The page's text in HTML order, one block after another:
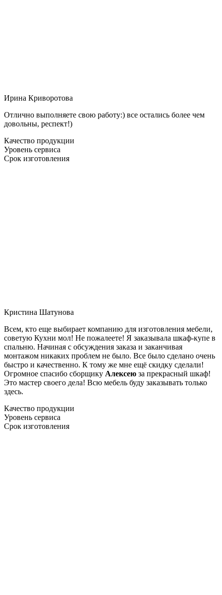
Ирина Криворотова
Отлично выполняете свою работу:) все остались более чем
довольны, респект!)
Качество продукции
Уровень сервиса
Срок изготовления
Кристина Шатунова
Всем, кто еще выбирает компанию для изготовления мебели,
советую Кухни мол! Не пожалеете! Я заказывала шкаф-купе в
спальню. Начиная с обсуждения заказа и заканчивая
монтажом никаких проблем не было. Все было сделано очень
быстро и качественно. К тому же мне ещё скидку сделали!
Огромное спасибо сборщику Алексею за прекрасный шкаф!
Это мастер своего дела! Всю мебель буду заказывать только
здесь.
Качество продукции
Уровень сервиса
Срок изготовления